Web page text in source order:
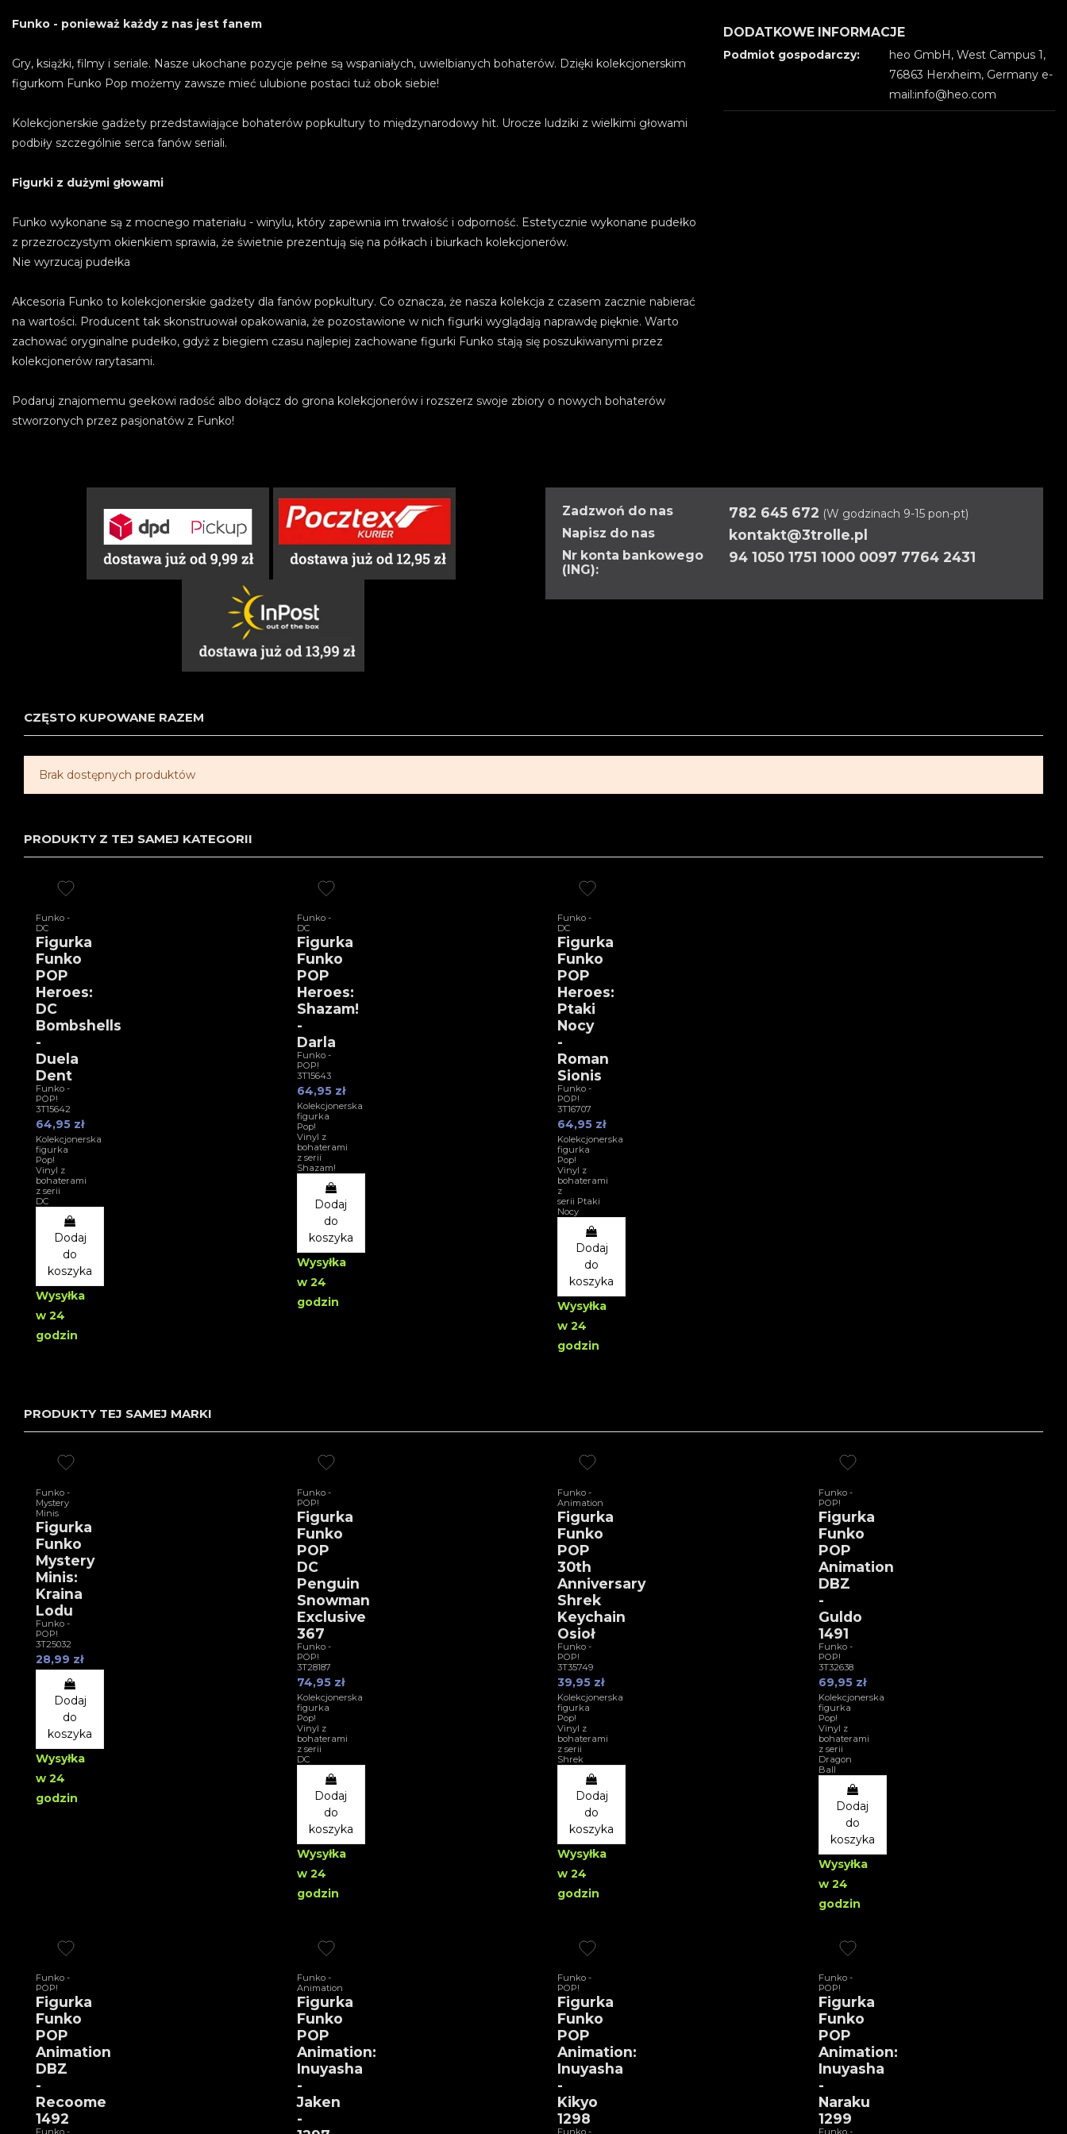
Funko - ponieważ każdy z nas jest fanem
Gry, książki, filmy i seriale. Nasze ukochane pozycje pełne są wspaniałych, uwielbianych bohaterów. Dzięki kolekcjonerskim
figurkom Funko Pop możemy zawsze mieć ulubione postaci tuż obok siebie!
Kolekcjonerskie gadżety przedstawiające bohaterów popkultury to międzynarodowy hit. Urocze ludziki z wielkimi głowami
podbiły szczególnie serca fanów seriali.
Figurki z dużymi głowami
Funko wykonane są z mocnego materiału - winylu, który zapewnia im trwałość i odporność. Estetycznie wykonane pudełko
z przezroczystym okienkiem sprawia, że świetnie prezentują się na półkach i biurkach kolekcjonerów.
Nie wyrzucaj pudełka
Akcesoria Funko to kolekcjonerskie gadżety dla fanów popkultury. Co oznacza, że nasza kolekcja z czasem zacznie nabierać
na wartości. Producent tak skonstruował opakowania, że pozostawione w nich figurki wyglądają naprawdę pięknie. Warto
zachować oryginalne pudełko, gdyż z biegiem czasu najlepiej zachowane figurki Funko stają się poszukiwanymi przez
kolekcjonerów rarytasami.
Podaruj znajomemu geekowi radość albo dołącz do grona kolekcjonerów i rozszerz swoje zbiory o nowych bohaterów
stworzonych przez pasjonatów z Funko!
DODATKOWE INFORMACJE
Podmiot gospodarczy:
heo GmbH, West Campus 1,
76863 Herxheim, Germany e-
mail:info@heo.com
Zadzwoń do nas 782 645 672 (W godzinach 9-15 pon-pt)
Napisz do nas kontakt@3trolle.pl
Nr konta bankowego
(ING):
94 1050 1751 1000 0097 7764 2431
CZĘSTO KUPOWANE RAZEM
Brak dostępnych produktów
PRODUKTY Z TEJ SAMEJ KATEGORII
Funko -
DC
Figurka
Funko
POP
Heroes:
DC
Bombshells
-
Duela
Dent
Funko -
POP!
3T15642
64,95 zł
Kolekcjonerska
figurka
Pop!
Vinyl z
bohaterami
z serii
DC
Dodaj
do
koszyka
Wysyłka
w 24
godzin
Funko -
DC
Figurka
Funko
POP
Heroes:
Shazam!
-
Darla
Funko -
POP!
3T15643
64,95 zł
Kolekcjonerska
figurka
Pop!
Vinyl z
bohaterami
z serii
Shazam!
Dodaj
do
koszyka
Wysyłka
w 24
godzin
Funko -
DC
Figurka
Funko
POP
Heroes:
Ptaki
Nocy
-
Roman
Sionis
Funko -
POP!
3T16707
64,95 zł
Kolekcjonerska
figurka
Pop!
Vinyl z
bohaterami
z
serii Ptaki
Nocy
Dodaj
do
koszyka
Wysyłka
w 24
godzin
PRODUKTY TEJ SAMEJ MARKI
Funko -
Mystery
Minis
Figurka
Funko
Mystery
Minis:
Kraina
Lodu
Funko -
POP!
3T25032
28,99 zł
Dodaj
do
koszyka
Wysyłka
w 24
godzin
Funko -
POP!
Figurka
Funko
POP
DC
Penguin
Snowman
Exclusive
367
Funko -
POP!
3T28187
74,95 zł
Kolekcjonerska
figurka
Pop!
Vinyl z
bohaterami
z serii
DC
Dodaj
do
koszyka
Wysyłka
w 24
godzin
Funko -
Animation
Figurka
Funko
POP
30th
Anniversary
Shrek
Keychain
Osioł
Funko -
POP!
3T35749
39,95 zł
Kolekcjonerska
figurka
Pop!
Vinyl z
bohaterami
z serii
Shrek
Dodaj
do
koszyka
Wysyłka
w 24
godzin
Funko -
POP!
Figurka
Funko
POP
Animation
DBZ
-
Guldo
1491
Funko -
POP!
3T32638
69,95 zł
Kolekcjonerska
figurka
Pop!
Vinyl z
bohaterami
z serii
Dragon
Ball
Dodaj
do
koszyka
Wysyłka
w 24
godzin
Funko -
POP!
Figurka
Funko
POP
Animation
DBZ
-
Recoome
1492
Funko -
Funko -
Animation
Figurka
Funko
POP
Animation:
Inuyasha
-
Jaken
-
Funko -
POP!
Figurka
Funko
POP
Animation:
Inuyasha
-
Kikyo
1298
Funko -
Funko -
POP!
Figurka
Funko
POP
Animation:
Inuyasha
-
Naraku
1299
Funko -